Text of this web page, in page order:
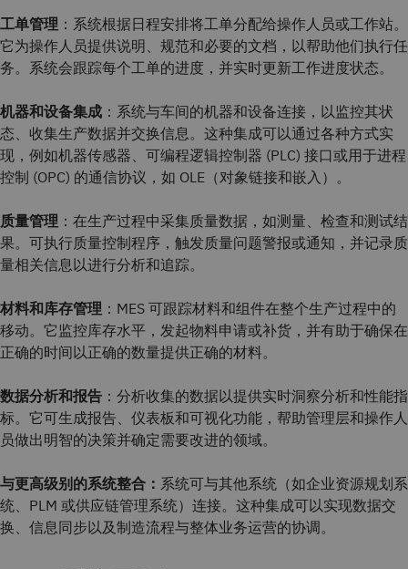
工单管理 ：系统根据日程安排将工单分配给操作人员或工作站。
它为操作人员提供说明、规范和必要的文档，以帮助他们执行任
务。系统会跟踪每个工单的进度，并实时更新工作进度状态。
机器和设备集成 ：系统与车间的机器和设备连接，以监控其状
态、收集生产数据并交换信息。这种集成可以通过各种方式实
现，例如机器传感器、可编程逻辑控制器 (PLC) 接口或用于进程
控制 (OPC) 的通信协议，如 OLE（对象链接和嵌入）。
质量管理 ：在生产过程中采集质量数据，如测量、检查和测试结
果。可执行质量控制程序，触发质量问题警报或通知，并记录质
量相关信息以进行分析和追踪。
材料和库存管理 ：MES 可跟踪材料和组件在整个生产过程中的
移动。它监控库存水平，发起物料申请或补货，并有助于确保在
正确的时间以正确的数量提供正确的材料。
数据分析和报告 ：分析收集的数据以提供实时洞察分析和性能指
标。它可生成报告、仪表板和可视化功能，帮助管理层和操作人
员做出明智的决策并确定需要改进的领域。
与更高级别的系统整合： 系统可与其他系统（如企业资源规划系
统、PLM 或供应链管理系统）连接。这种集成可以实现数据交
换、信息同步以及制造流程与整体业务运营的协调。